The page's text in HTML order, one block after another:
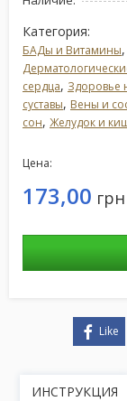
Категория:
БАДы и Витамины,
сердца, Здоровье
суставы, Вены и
сон, Желудок и
Цена:
173,00 грн
Like
ИНСТРУКЦИЯ